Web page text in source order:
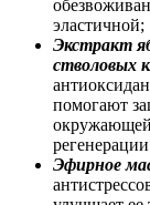
эластичной;
Экстракт
стволовых
помогают
Эфирное